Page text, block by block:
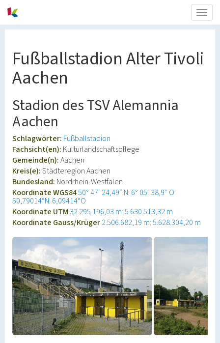
Fußballstadion Alter Tivoli
Aachen
Stadion des TSV Alemannia
Aachen
Schlagwörter: Fußballstadion
Fachsicht(en): Kulturlandschaftspflege
Gemeinde(n):Aachen
Kreis(e):Städteregion Aachen
Bundesland: Nordrhein-Westfalen
Koordinate WGS8450° 47′ 24,49″ N: 6° 05′ 38,9″ O
50,79014°N: 6,09414°O
Koordinate UTM 32.295.196,03 m: 5.630.513,32 m
Koordinate Gauss/Krüger2.506.682,19 m: 5.628.304,20 m